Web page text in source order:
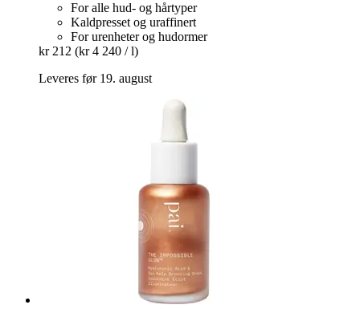
For alle hud- og hårtyper
Kaldpresset og uraffinert
For urenheter og hudormer
kr 212 (kr 4 240 / l)
Leveres før 19. august